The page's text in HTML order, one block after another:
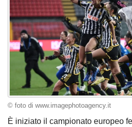
© foto di www.imagephotoagency.it
È iniziato il campionato europeo